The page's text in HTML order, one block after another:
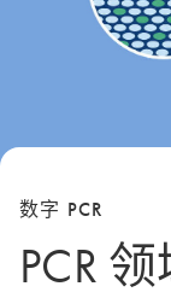
数字 PCR
PCR